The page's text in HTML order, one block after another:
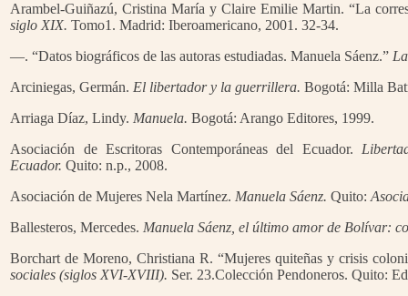
Arambel-Guiñazú, Cristina María y Claire Emilie Martin. “La
siglo XIX. Tomo1. Madrid: Iberoamericano, 2001. 32-34.
—. “Datos biográficos de las autoras estudiadas. Manuela Sáenz.”
Arciniegas, Germán. El libertador y la guerrillera. Bogotá: Milla
Arriaga Díaz, Lindy. Manuela. Bogotá: Arango Editores, 1999.
Asociación de Escritoras Contemporáneas del Ecuador.
Ecuador. Quito: n.p., 2008.
Asociación de Mujeres Nela Martínez. Manuela Sáenz. Quito:
Ballesteros, Mercedes. Manuela Sáenz, el último amor de Bolívar:
Borchart de Moreno, Christiana R. “Mujeres quiteñas y crisis
sociales (siglos XVI-XVIII). Ser. 23.Colección Pendoneros. Quito: